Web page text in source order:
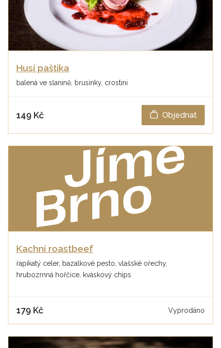
Husí paštika
balená ve slanině, brusinky, crostini
149 Kč Objednat
Kachní roastbeef
řapíkatý celer, bazalkové pesto, vlašské ořechy,
hrubozrnná hořčice, kváskový chips
179 Kč Vyprodáno